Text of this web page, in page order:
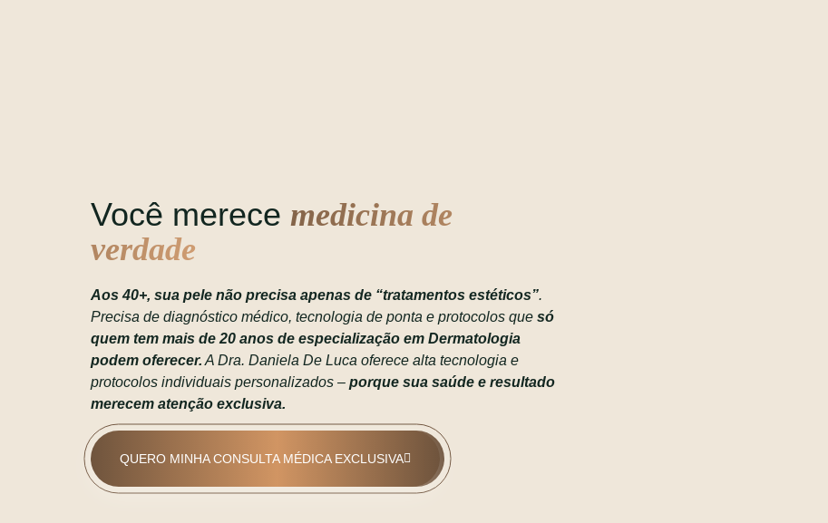
Você merece medicina de
verdade
Aos 40+, sua pele não precisa apenas de “tratamentos estéticos”.
Precisa de diagnóstico médico, tecnologia de ponta e protocolos que só
quem tem mais de 20 anos de especialização em Dermatologia
podem oferecer. A Dra. Daniela De Luca oferece alta tecnologia e
protocolos individuais personalizados – porque sua saúde e resultado
merecem atenção exclusiva.
QUERO MINHA CONSULTA MÉDICA EXCLUSIVA